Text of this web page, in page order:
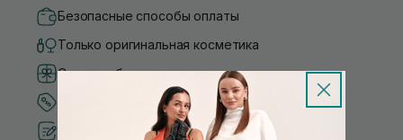
Безопасные способы оплаты
Только оригинальная косметика
Система бонусов и лояльности
Лучшие цены и топ товары
Рекомендации от косметологов